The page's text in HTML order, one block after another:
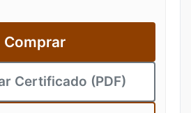
Comprar
Certificado (PDF)